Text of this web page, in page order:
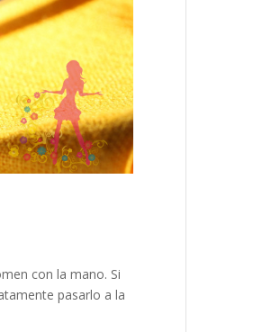
con la mano. Si
pasarlo a la